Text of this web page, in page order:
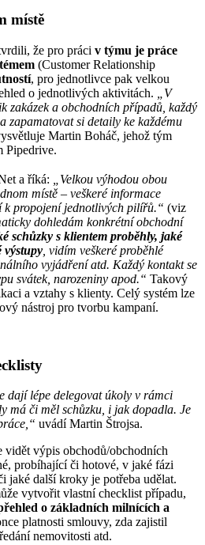
místě
že pro práci v týmu je práce
(Customer Relationship
, pro jednotlivce pak velkou
o jednotlivých aktivitách.
„V
zakázek a obchodních případů, každý
zapamatovat si detaily ke každému
Martin Boháč, jehož tým
Pipedrive.
a říká:
„Velkou výhodou obou
místě – veškeré informace
k propojení jednotlivých pilířů.“ (viz
dohledám konkrétní obchodní
schůzky s klientem proběhly, jaké
výstupy , vidím veškeré proběhlé
vyjádření atd. Každý kontakt se
svátek, narozeniny apod.“ Takový
a vztahy s klienty. Celý systém lze
nástroj pro tvorbu kampaní.
dají lépe delegovat úkoly v rámci
má či měl schůzku, i jak dopadla. Je
uvádí Martin Štrojsa.
vidět výpis obchodů/obchodních
probíhající či hotové, v jaké fázi
jaké další kroky je potřeba udělat.
vytvořit vlastní checklist případu,
o základních milnících a
platnosti smlouvy, zda zajistil
nemovitosti atd.